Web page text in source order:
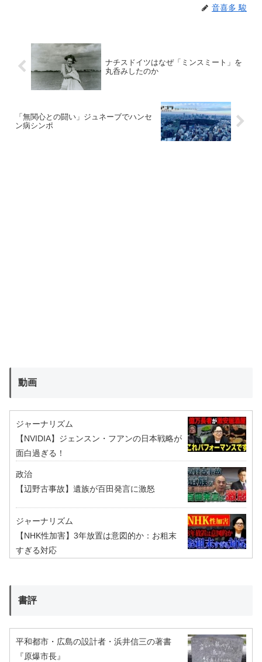
音喜多 駿
ナチスドイツはなぜ「ミンスミート」を
丸呑みしたのか
「無関心との闘い」ジュネーブでハンセ
ン病シンポ
動画
ジャーナリズム
【NVIDIA】ジェンスン・フアンの日本戦略が
面白過ぎる！
政治
【辺野古事故】遺族が百田発言に激怒
ジャーナリズム
【NHK性加害】3年放置は意図的か：お粗末
すぎる対応
書評
平和都市・広島の設計者・浜井信三の著書
『原爆市長』